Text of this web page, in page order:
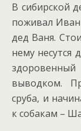
В сибирской
поживал
дед Ваня.
нему несутся
выводком.
сруба, и
к собакам –